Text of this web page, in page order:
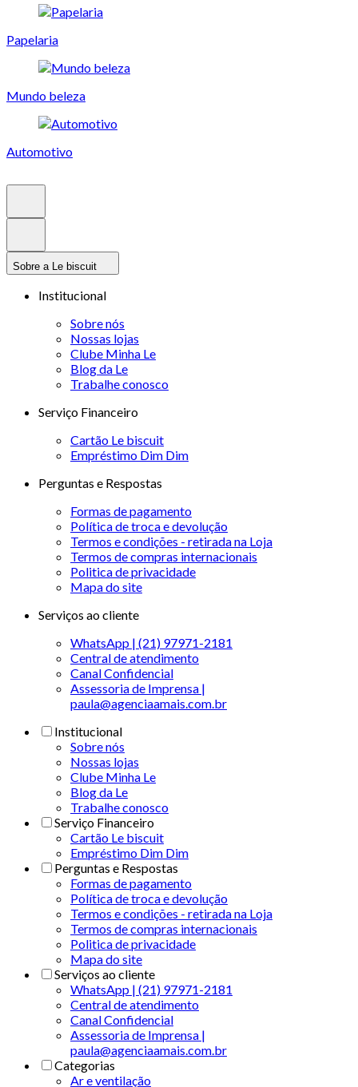
Papelaria
Mundo beleza
Automotivo
Sobre a Le biscuit
Institucional
Sobre nós
Nossas lojas
Clube Minha Le
Blog da Le
Trabalhe conosco
Serviço Financeiro
Cartão Le biscuit
Empréstimo Dim Dim
Perguntas e Respostas
Formas de pagamento
Política de troca e devolução
Termos e condições - retirada na Loja
Termos de compras internacionais
Politica de privacidade
Mapa do site
Serviços ao cliente
WhatsApp | (21) 97971-2181
Central de atendimento
Canal Confidencial
Assessoria de Imprensa |
paula@agenciaamais.com.br
Institucional
Sobre nós
Nossas lojas
Clube Minha Le
Blog da Le
Trabalhe conosco
Serviço Financeiro
Cartão Le biscuit
Empréstimo Dim Dim
Perguntas e Respostas
Formas de pagamento
Política de troca e devolução
Termos e condições - retirada na Loja
Termos de compras internacionais
Politica de privacidade
Mapa do site
Serviços ao cliente
WhatsApp | (21) 97971-2181
Central de atendimento
Canal Confidencial
Assessoria de Imprensa |
paula@agenciaamais.com.br
Categorias
Ar e ventilação